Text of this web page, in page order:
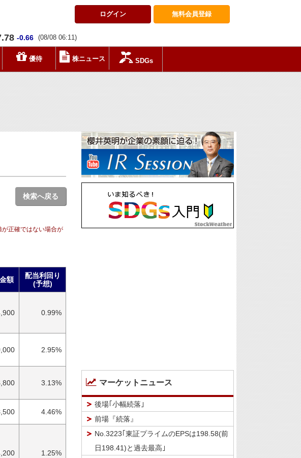
無料会員登録
ログイン
-0.66 (08/08 06:11)
優待 株ニュース SDGs
検索へ戻る
正確ではない場合が
額
配当利回り
(予想)
0.99%
2.95%
3.13%
4.46%
1.25%
マーケットニュース
後場｢小幅続落｣
前場『続落』
No.3223｢東証プライムのEPSは198.58(前
日198.41)と過去最高｣